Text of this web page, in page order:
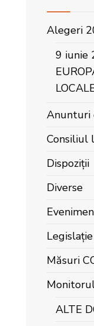
Alegeri
9 iunie
Anunturi
Consiliul
Dispoziții
Diverse
Legislație
Măsuri
ALTE